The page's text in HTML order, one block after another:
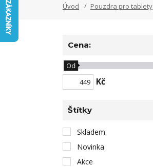
Úvod Pouzdra pro tablety
Cena:
Kč
Od
Štítky
Skladem
Novinka
Akce